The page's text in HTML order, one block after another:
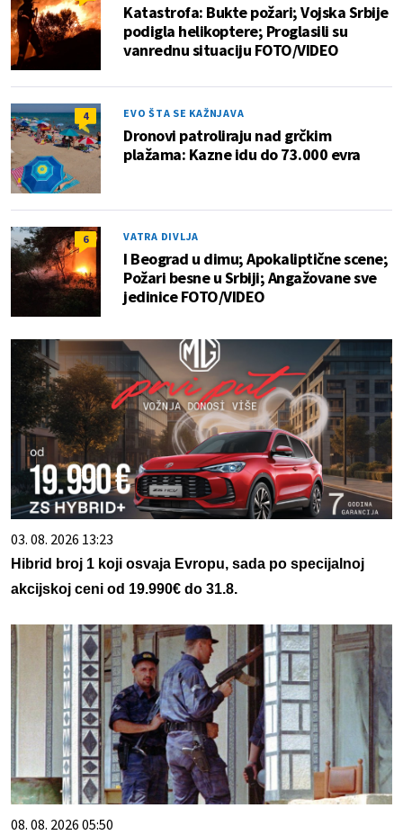
Katastrofa: Bukte požari; Vojska Srbije
podigla helikoptere; Proglasili su
vanrednu situaciju FOTO/VIDEO
4 EVO ŠTA SE KAŽNJAVA
Dronovi patroliraju nad grčkim
plažama: Kazne idu do 73.000 evra
6 VATRA DIVLJA
I Beograd u dimu; Apokaliptične scene;
Požari besne u Srbiji; Angažovane sve
jedinice FOTO/VIDEO
03. 08. 2026 13:23
Hibrid broj 1 koji osvaja Evropu, sada po specijalnoj
akcijskoj ceni od 19.990€ do 31.8.
08. 08. 2026 05:50